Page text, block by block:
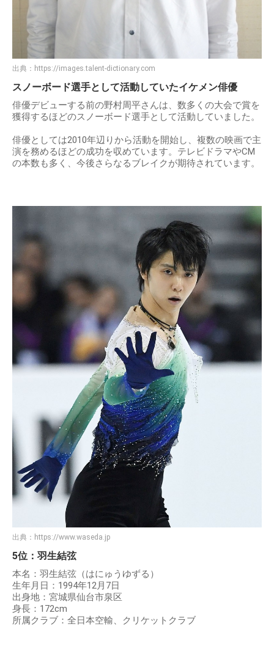
出典： https://images.talent-dictionary.com
スノーボード選手として活動していたイケメン俳優
俳優デビューする前の野村周平さんは、数多くの大会で賞を
獲得するほどのスノーボード選手として活動していました。
俳優としては2010年辺りから活動を開始し、複数の映画で主
演を務めるほどの成功を収めています。テレビドラマやCM
の本数も多く、今後さらなるブレイクが期待されています。
出典： https://www.waseda.jp
5位：羽生結弦
本名：羽生結弦（はにゅうゆずる）
生年月日：1994年12月7日
出身地：宮城県仙台市泉区
身長：172cm
所属クラブ：全日本空輸、クリケットクラブ